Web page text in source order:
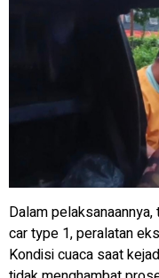
Dalam
car type 1, peralatan
Kondisi cuaca saat